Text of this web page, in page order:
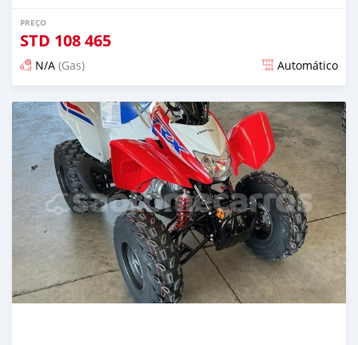
PREÇO
STD 108 465
N/A (Gas) Automático
Publicado 13 dias atrás